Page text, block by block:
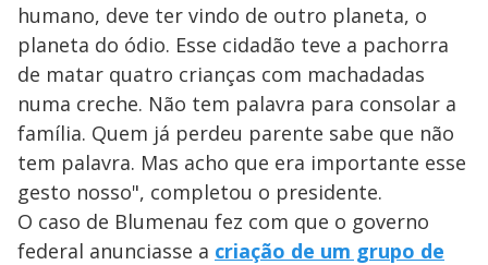
humano, deve ter vindo de outro planeta, o
planeta do ódio. Esse cidadão teve a pachorra
de matar quatro crianças com machadadas
numa creche. Não tem palavra para consolar a
família. Quem já perdeu parente sabe que não
tem palavra. Mas acho que era importante esse
gesto nosso", completou o presidente.
O caso de Blumenau fez com que o governo
federal anunciasse a criação de um grupo de